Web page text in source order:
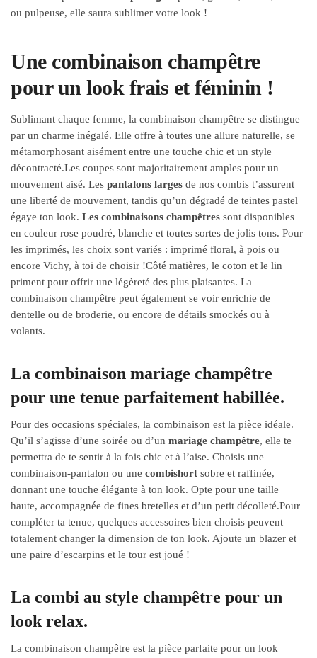
ou pulpeuse, elle saura sublimer votre look !
Une combinaison champêtre
pour un look frais et féminin !
Sublimant chaque femme, la combinaison champêtre se distingue
par un charme inégalé. Elle offre à toutes une allure naturelle, se
métamorphosant aisément entre une touche chic et un style
décontracté.Les coupes sont majoritairement amples pour un
mouvement aisé. Les pantalons larges de nos combis t’assurent
une liberté de mouvement, tandis qu’un dégradé de teintes pastel
égaye ton look. Les combinaisons champêtres sont disponibles
en couleur rose poudré, blanche et toutes sortes de jolis tons. Pour
les imprimés, les choix sont variés : imprimé floral, à pois ou
encore Vichy, à toi de choisir !Côté matières, le coton et le lin
priment pour offrir une légèreté des plus plaisantes. La
combinaison champêtre peut également se voir enrichie de
dentelle ou de broderie, ou encore de détails smockés ou à
volants.
La combinaison mariage champêtre
pour une tenue parfaitement habillée.
Pour des occasions spéciales, la combinaison est la pièce idéale.
Qu’il s’agisse d’une soirée ou d’un mariage champêtre, elle te
permettra de te sentir à la fois chic et à l’aise. Choisis une
combinaison-pantalon ou une combishort sobre et raffinée,
donnant une touche élégante à ton look. Opte pour une taille
haute, accompagnée de fines bretelles et d’un petit décolleté.Pour
compléter ta tenue, quelques accessoires bien choisis peuvent
totalement changer la dimension de ton look. Ajoute un blazer et
une paire d’escarpins et le tour est joué !
La combi au style champêtre pour un
look relax.
La combinaison champêtre est la pièce parfaite pour un look